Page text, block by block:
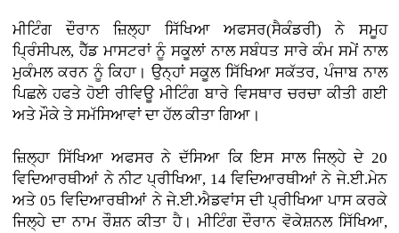
ਮੀਟਿੰਗ ਦੌਰਾਨ ਜ਼ਿਲ੍ਹਾ ਸਿੱਖਿਆ ਅਫਸਰ(ਸੈਕੰਡਰੀ) ਨੇ ਸਮੂਹ
ਪ੍ਰਿੰਸੀਪਲ, ਹੈੱਡ ਮਾਸਟਰਾਂ ਨੂੰ ਸਕੂਲਾਂ ਨਾਲ ਸਬੰਧਤ ਸਾਰੇ ਕੰਮ ਸਮੇਂ ਨਾਲ
ਮੁਕੰਮਲ ਕਰਨ ਨੂੰ ਕਿਹਾ। ਉਨ੍ਹਾਂ ਸਕੂਲ ਸਿੱਖਿਆ ਸਕੱਤਰ, ਪੰਜਾਬ ਨਾਲ
ਪਿਛਲੇ ਹਫਤੇ ਹੋਈ ਰੀਵਿਊ ਮੀਟਿੰਗ ਬਾਰੇ ਵਿਸਥਾਰ ਚਰਚਾ ਕੀਤੀ ਗਈ
ਅਤੇ ਮੌਕੇ ਤੇ ਸਮੱਸਿਆਵਾਂ ਦਾ ਹੱਲ ਕੀਤਾ ਗਿਆ।
ਜ਼ਿਲ੍ਹਾ ਸਿੱਖਿਆ ਅਫਸਰ ਨੇ ਦੱਸਿਆ ਕਿ ਇਸ ਸਾਲ ਜਿਲ੍ਹੇ ਦੇ 20
ਵਿਦਿਆਰਥੀਆਂ ਨੇ ਨੀਟ ਪ੍ਰੀਖਿਆ, 14 ਵਿਦਿਆਰਥੀਆਂ ਨੇ ਜੇ.ਈ.ਮੇਨ
ਅਤੇ 05 ਵਿਦਿਆਰਥੀਆਂ ਨੇ ਜੇ.ਈ.ਐਡਵਾਂਸ ਦੀ ਪ੍ਰੀਖਿਆ ਪਾਸ ਕਰਕੇ
ਜਿਲ੍ਹੇ ਦਾ ਨਾਮ ਰੌਸ਼ਨ ਕੀਤਾ ਹੈ। ਮੀਟਿੰਗ ਦੌਰਾਨ ਵੋਕੇਸ਼ਨਲ ਸਿੱਖਿਆ,